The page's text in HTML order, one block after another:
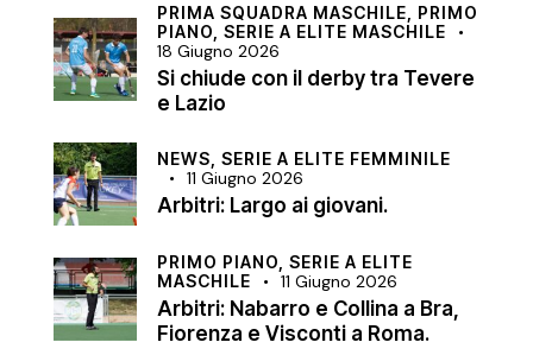
PRIMA SQUADRA MASCHILE, PRIMO
PIANO, SERIE A ELITE MASCHILE
18 Giugno 2026
Si chiude con il derby tra Tevere
e Lazio
NEWS, SERIE A ELITE FEMMINILE
11 Giugno 2026
Arbitri: Largo ai giovani.
PRIMO PIANO, SERIE A ELITE
MASCHILE
11 Giugno 2026
Arbitri: Nabarro e Collina a Bra,
Fiorenza e Visconti a Roma.